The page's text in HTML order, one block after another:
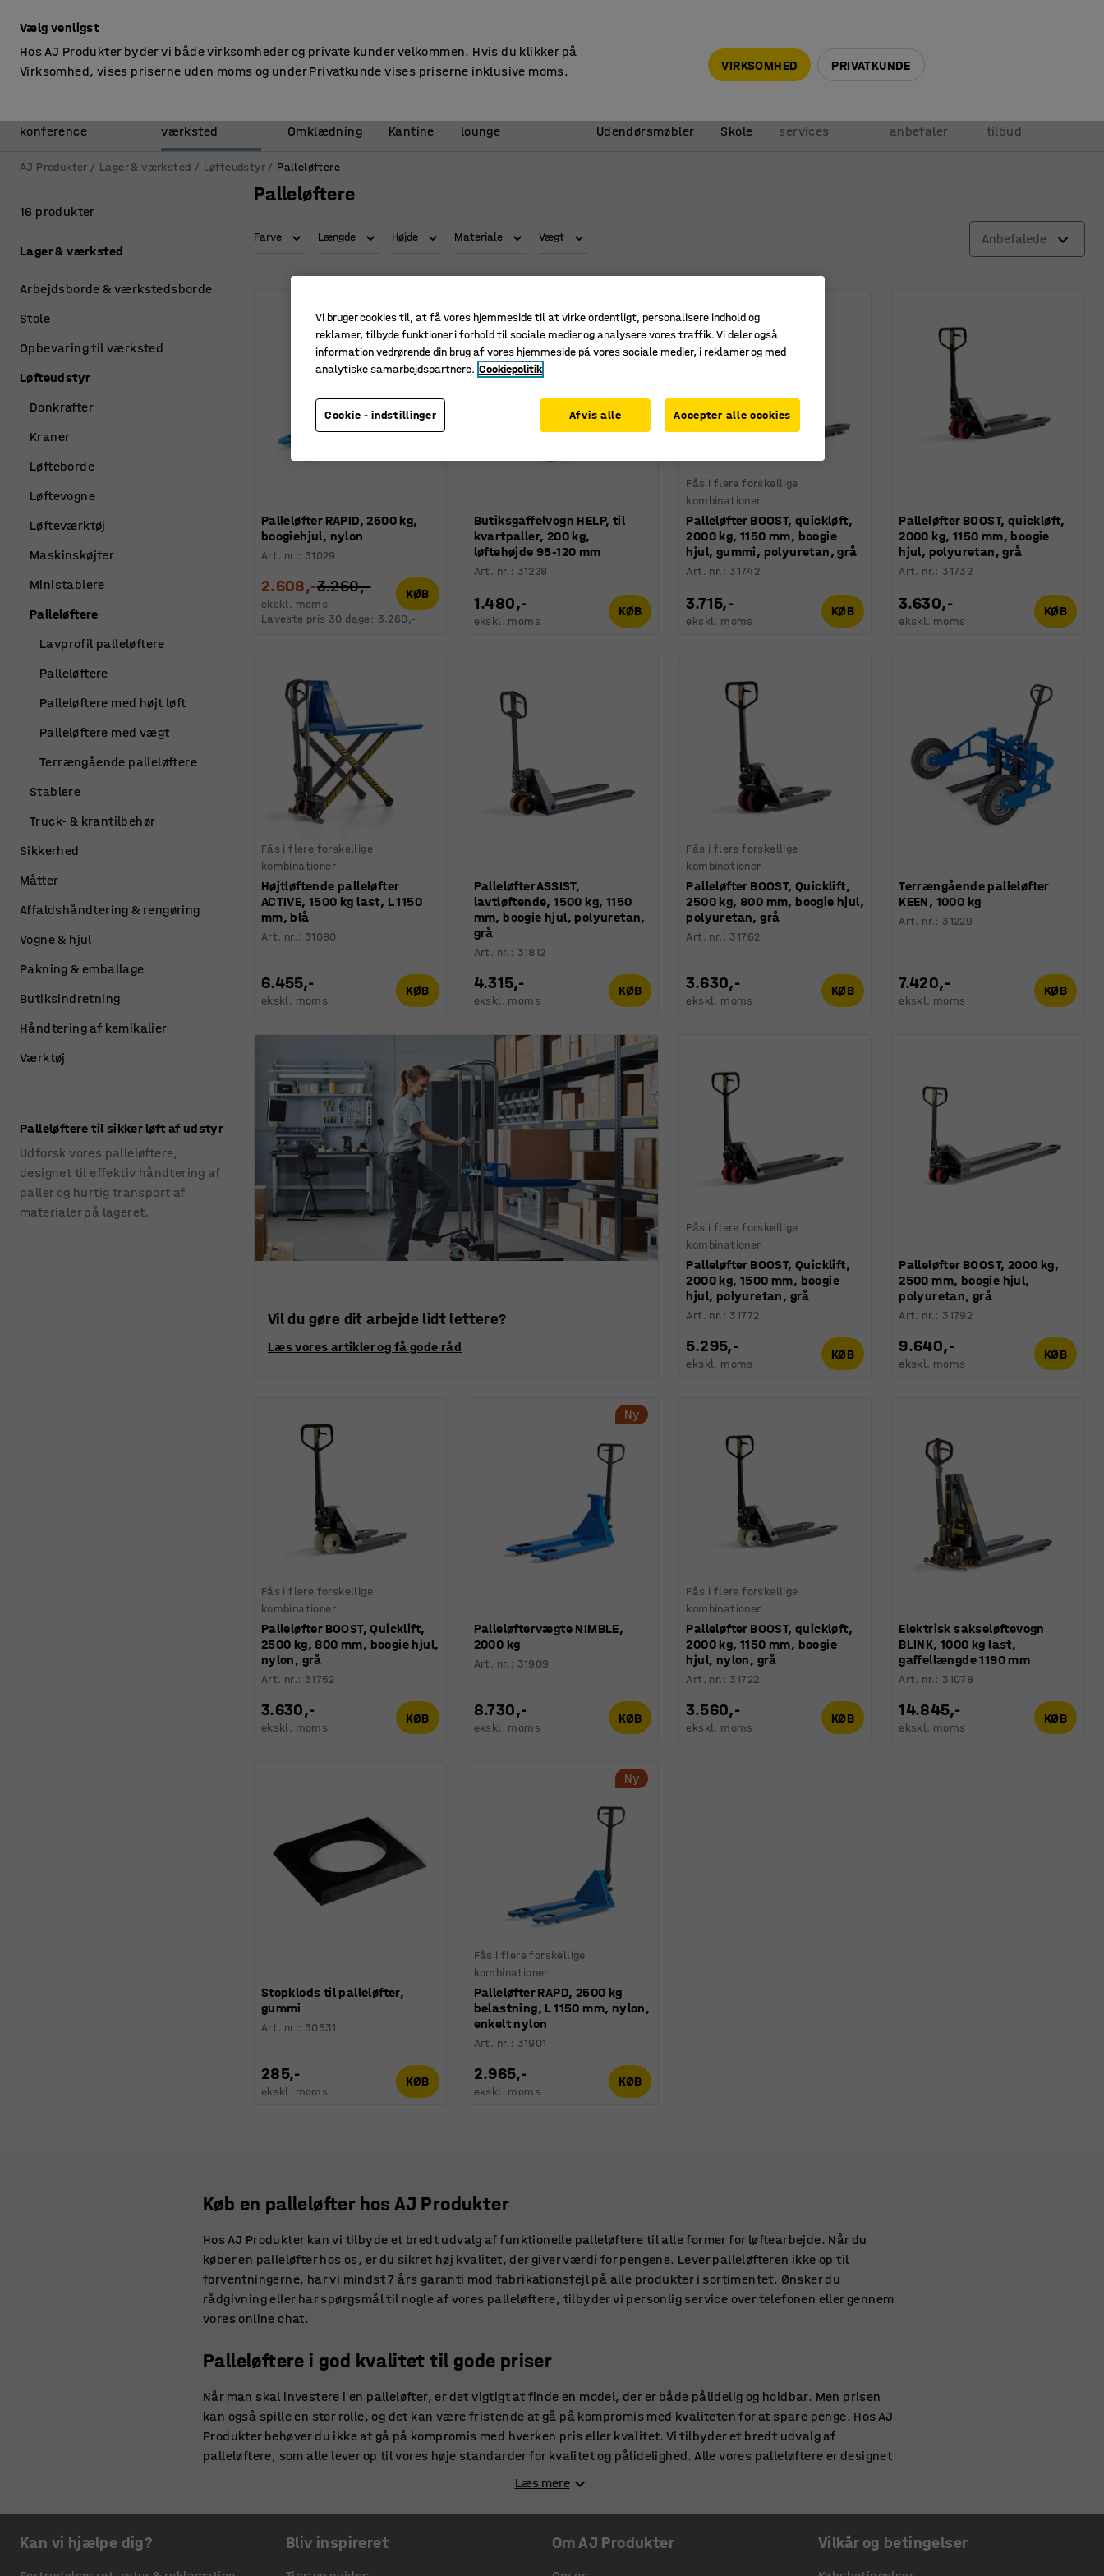
konference
værksted
Omklædning Kantine
lounge
Udendørsmøbler Skole
services
anbefaler
tilbud
AJ Produkter Lager & værksted Løfteudstyr Palleløftere
Palleløftere
Farve Længde Højde Materiale Vægt Anbefalede
Palleløfter RAPID, 2500 kg,
boogiehjul, nylon
Art. nr.: 31029
2.608,-3.260,-
ekskl. moms
KØB
Laveste pris 30 dage: 3.260,-
Butiksgaffelvogn HELP, til
kvartpaller, 200 kg,
løftehøjde 95-120 mm
Art. nr. : 31228
1.480,-
ekskl. moms
KØB
Fås i flere forskellige
kombinationer
Palleløfter BOOST, quickløft,
2000 kg, 1150 mm, boogie
hjul, gummi, polyuretan, grå
Art. nr. : 31742
3.715,-
ekskl. moms
KØB
Palleløfter BOOST, quickløft,
2000 kg, 1150 mm, boogie
hjul, polyuretan, grå
Art. nr.: 31732
3.630,-
ekskl. moms
KØB
Fås i flere forskellige
kombinationer
Højtløftende palleløfter
ACTIVE, 1500 kg last, L 1150
mm, blå
Art. nr.: 31080
6.455,-
ekskl. moms
KØB
Palleløfter ASSIST,
lavtløftende, 1500 kg, 1150
mm, boogie hjul, polyuretan,
grå
Art. nr. : 31812
4.315,-
ekskl. moms
KØB
Fås i flere forskellige
kombinationer
Palleløfter BOOST, Quicklift,
2500 kg, 800 mm, boogie hjul,
polyuretan, grå
Art. nr. : 31762
3.630,-
ekskl. moms
KØB
Terrængående palleløfter
KEEN, 1000 kg
Art. nr.: 31229
7.420,-
ekskl. moms
KØB
Vil du gøre dit arbejde lidt lettere?
Læs vores artikler og få gode råd
Fås i flere forskellige
kombinationer
Palleløfter BOOST, Quicklift,
2000 kg, 1500 mm, boogie
hjul, polyuretan, grå
Art. nr. : 31772
5.295,-
ekskl. moms
KØB
Palleløfter BOOST, 2000 kg,
2500 mm, boogie hjul,
polyuretan, grå
Art. nr.: 31792
9.640,-
ekskl. moms
KØB
Fås i flere forskellige
kombinationer
Palleløfter BOOST, Quicklift,
2500 kg, 800 mm, boogie hjul,
nylon, grå
Art. nr.: 31752
3.630,-
ekskl. moms
KØB
Ny
Palleløftervægte NIMBLE,
2000 kg
Art. nr. : 31909
8.730,-
ekskl. moms
KØB
Fås i flere forskellige
kombinationer
Palleløfter BOOST, quickløft,
2000 kg, 1150 mm, boogie
hjul, nylon, grå
Art. nr. : 31722
3.560,-
ekskl. moms
KØB
Elektrisk sakseløftevogn
BLINK, 1000 kg last,
gaffellængde 1190 mm
Art. nr.: 31078
14.845,-
ekskl. moms
KØB
Stopklods til palleløfter,
gummi
Art. nr.: 30531
285,-
ekskl. moms
KØB
Ny
Fås i flere forskellige
kombinationer
Palleløfter RAPD, 2500 kg
belastning, L 1150 mm, nylon,
enkelt nylon
Art. nr. : 31901
2.965,-
ekskl. moms
KØB
16 produkter
Lager & værksted
Arbejdsborde & værkstedsborde
Stole
Opbevaring til værksted
Løfteudstyr
Donkrafter
Kraner
Løfteborde
Løftevogne
Løfteværktøj
Maskinskøjter
Ministablere
Palleløftere
Lavprofil palleløftere
Palleløftere
Palleløftere med højt løft
Palleløftere med vægt
Terrængående palleløftere
Stablere
Truck- & krantilbehør
Sikkerhed
Måtter
Affaldshåndtering & rengøring
Vogne & hjul
Pakning & emballage
Butiksindretning
Håndtering af kemikalier
Værktøj
Palleløftere til sikker løft af udstyr
Udforsk vores palleløftere,
designet til effektiv håndtering af
paller og hurtig transport af
materialer på lageret.
Køb en palleløfter hos AJ Produkter
Hos AJ Produkter kan vi tilbyde et bredt udvalg af funktionelle palleløftere til alle former for løftearbejde. Når du
køber en palleløfter hos os, er du sikret høj kvalitet, der giver værdi for pengene. Lever palleløfteren ikke op til
forventningerne, har vi mindst 7 års garanti mod fabrikationsfejl på alle produkter i sortimentet. Ønsker du
rådgivning eller har spørgsmål til nogle af vores palleløftere, tilbyder vi personlig service over telefonen eller gennem
vores online chat.
Palleløftere i god kvalitet til gode priser
Når man skal investere i en palleløfter, er det vigtigt at finde en model, der er både pålidelig og holdbar. Men prisen
kan også spille en stor rolle, og det kan være fristende at gå på kompromis med kvaliteten for at spare penge. Hos AJ
Produkter behøver du ikke at gå på kompromis med hverken pris eller kvalitet. Vi tilbyder et bredt udvalg af
palleløftere, som alle lever op til vores høje standarder for kvalitet og pålidelighed. Alle vores palleløftere er designet
med fokus på holdbarhed og funktionalitet, så du kan være sikker på at få en model, der kan leve op til dine behov og
ministablereellertruck- og krantilbehørogså være ideelle på lageret eller værkstedet.
Vælg en elektrisk palleløfter til høje løft
Læs mere
Kan vi hjælpe dig? Bliv inspireret Om AJ Produkter Vilkår og betingelser
Vælg venligst
Hos AJ Produkter byder vi både virksomheder og private kunder velkommen. Hvis du klikker på
Virksomhed, vises priserne uden moms og under Privatkunde vises priserne inklusive moms.
VIRKSOMHED PRIVATKUNDE
Vi bruger cookies til, at få vores hjemmeside til at virke ordentligt, personalisere indhold og
reklamer, tilbyde funktioner i forhold til sociale medier og analysere vores traffik. Vi deler også
information vedrørende din brug af vores hjemmeside på vores sociale medier, i reklamer og med
analytiske samarbejdspartnere. Cookiepolitik
Cookie - indstillinger Afvis alle Accepter alle cookies